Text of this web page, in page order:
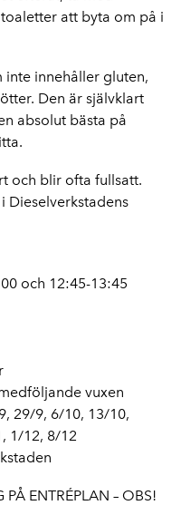
att byta om på i
inte innehåller gluten,
Den är självklart
absolut bästa på
och blir ofta fullsatt.
Dieselverkstadens
och 12:45-13:45
vuxen
29/9, 6/10, 13/10,
1/12, 8/12
PÅ ENTRÉPLAN – OBS!